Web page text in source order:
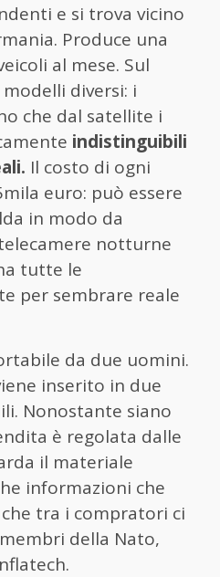
e si trova vicino
Produce una
al mese. Sul
diversi: i
che dal satellite i
indistinguibili
Il costo di ogni
euro: può essere
in modo da
notturne
tutte le
per sembrare reale
da due uomini.
inserito in due
Nonostante siano
è regolata dalle
il materiale
informazioni che
tra i compratori ci
della Nato,